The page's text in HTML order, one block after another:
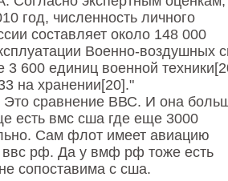
год, численность личного
составляет около 148 000
Военно-воздушных
3 600 единиц военной
на хранении[20]."
Это сравнение ВВС. И она
есть вмс сша где еще 3000
Сам флот имеет авиацию
ввс рф. Да у вмф рф тоже есть
сопоставима с сша.